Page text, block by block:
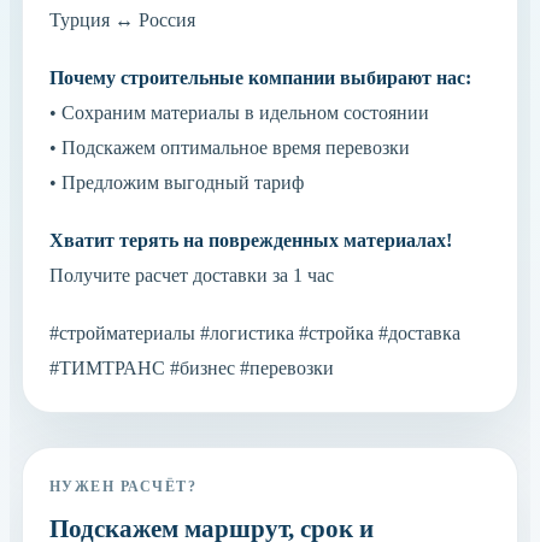
Турция ↔ Россия
Почему строительные компании выбирают нас:
• Сохраним материалы в идельном состоянии
• Подскажем оптимальное время перевозки
• Предложим выгодный тариф
Хватит терять на поврежденных материалах!
Получите расчет доставки за 1 час
#стройматериалы #логистика #стройка #доставка
#ТИМТРАНС #бизнес #перевозки
НУЖЕН РАСЧЁТ?
Подскажем маршрут, срок и